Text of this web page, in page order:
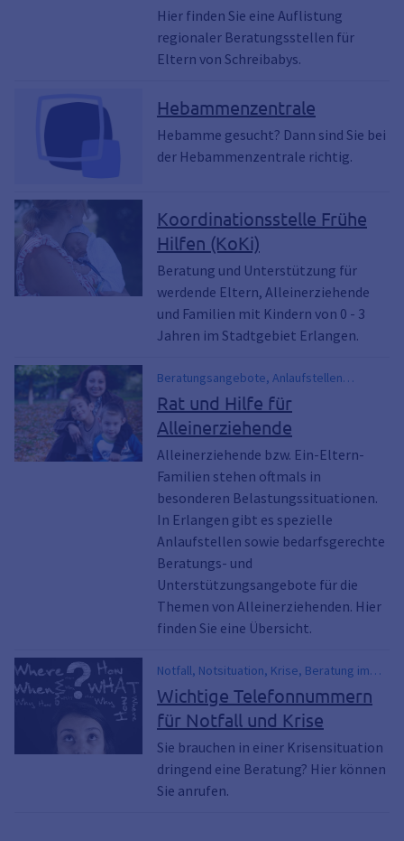
Hier finden Sie eine Auflistung
regionaler Beratungsstellen für
Eltern von Schreibabys.
Hebammenzentrale
Hebamme gesucht? Dann sind Sie bei
der Hebammenzentrale richtig.
Koordinationsstelle Frühe
Hilfen (KoKi)
Beratung und Unterstützung für
werdende Eltern, Alleinerziehende
und Familien mit Kindern von 0 - 3
Jahren im Stadtgebiet Erlangen.
Beratungsangebote, Anlaufstellen
Alleinerziehende, Unterstützung
Alleinerziehende, Hilfe und Rat
Alleinerziehende, Anlaufsttellen,
Unterstützungsangebote , Unterstützung,
Ein-Elternfamilien, Ein-Eltern-Familien,
Alleinerziehende, Beratungsstellen,
Offener Treff, Erstberatung, Trennung,
Stammtisch Alleinerziehende,
Kinderbetreuung, Rrandzeitenbetreuung,
Austauschtreffen, Hilfen, Krisensituationen
Alleinerziehende, Allein-Erziehende
Rat und Hilfe für
Alleinerziehende
Alleinerziehende bzw. Ein-Eltern-
Familien stehen oftmals in
besonderen Belastungssituationen.
In Erlangen gibt es spezielle
Anlaufstellen sowie bedarfsgerechte
Beratungs- und
Unterstützungsangebote für die
Themen von Alleinerziehenden. Hier
finden Sie eine Übersicht.
Notfall, Notsituation, Krise, Beratung im
Notfall, Hilfe Krise, Beratung,
Notfallnummer, Krisentelefon
Wichtige Telefonnummern
für Notfall und Krise
Sie brauchen in einer Krisensituation
dringend eine Beratung? Hier können
Sie anrufen.